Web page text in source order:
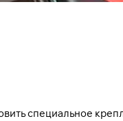
специальное